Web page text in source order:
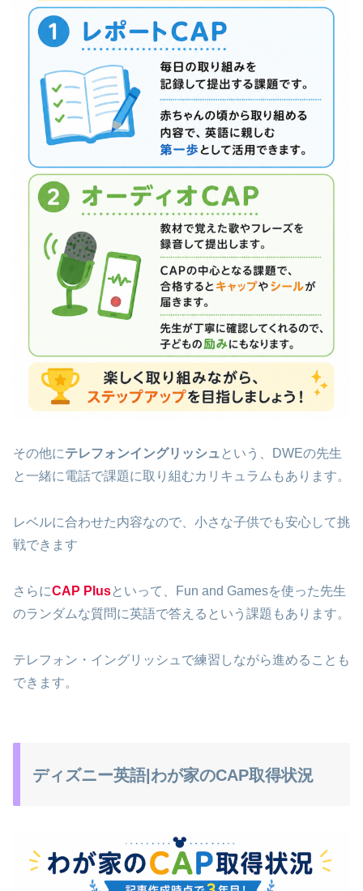
その他にテレフォンイングリッシュ という、DWEの先生
と一緒に電話で課題に取り組むカリキュラムもあります。
レベルに合わせた内容なので、小さな子供でも安心して挑
戦できます
さらにCAP Plusといって、Fun and Gamesを使った先生
のランダムな質問に英語で答えるという課題もあります。
テレフォン・イングリッシュで練習しながら進めることも
できます。
ディズニー英語|わが家のCAP取得状況